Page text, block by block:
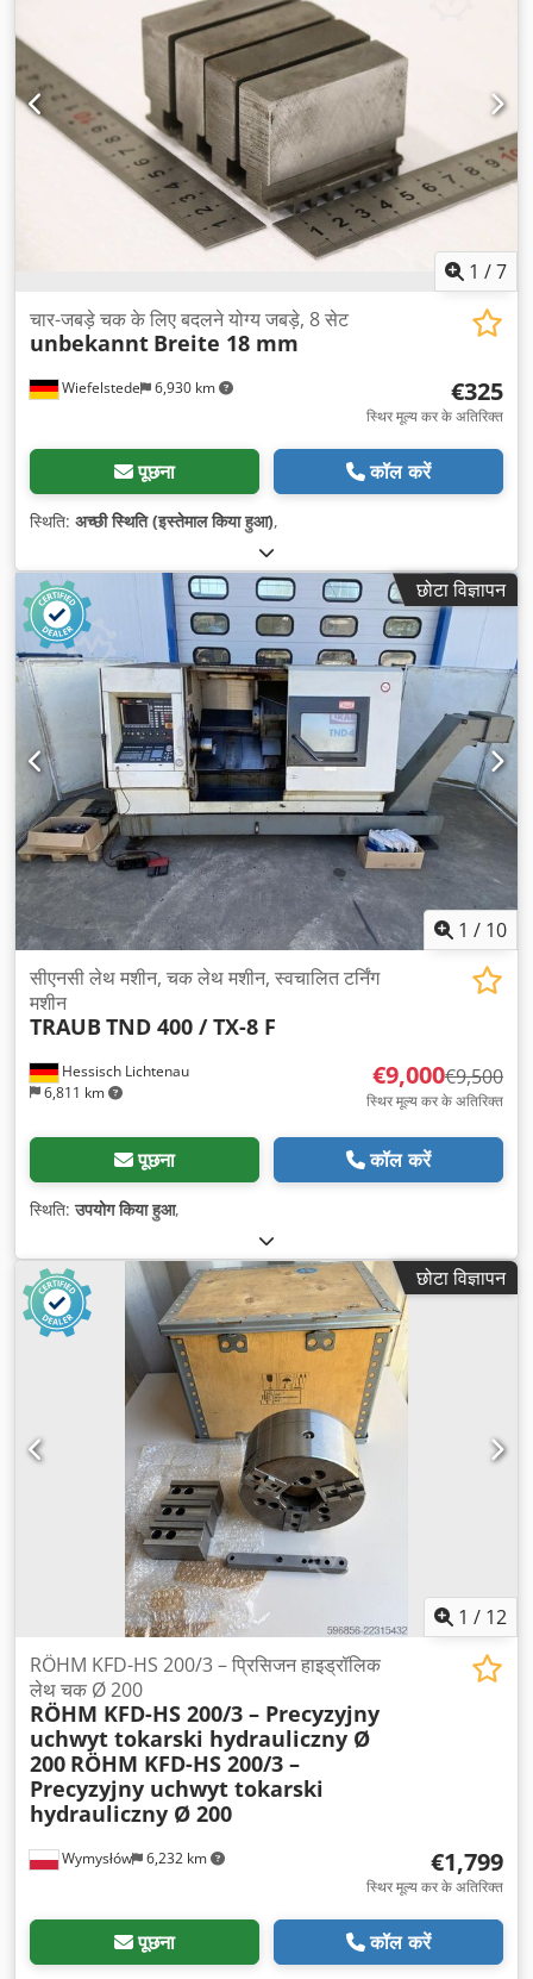
1 /7
Wiefelstede 6,930 km
चार-जबड़े चक के लिए बदलने योग्य जबड़े, 8 सेट
unbekannt Breite 18 mm
€325
स्थिर मूल्य कर के अतिरिक्त
पूछना कॉल करें
स्थिति: अच्छी स्थिति (इस्तेमाल किया हुआ),
छोटा विज्ञापन
1 / 10
Hessisch Lichtenau
6,811 km
सीएनसी लेथ मशीन, चक लेथ मशीन, स्वचालित टर्निंग
मशीन
TRAUB TND 400 / TX-8 F
€9,000€9,500
स्थिर मूल्य कर के अतिरिक्त
पूछना कॉल करें
स्थिति:उपयोग किया हुआ,
छोटा विज्ञापन
1 / 12
Wymysłów 6,232 km
RÖHM KFD-HS 200/3 – प्रिसिजन हाइड्रॉलिक
लेथ चक Ø 200
RÖHM KFD-HS 200/3 – Precyzyjny
uchwyt tokarski hydrauliczny Ø
200 RÖHM KFD-HS 200/3 –
Precyzyjny uchwyt tokarski
hydrauliczny Ø 200
€1,799
स्थिर मूल्य कर के अतिरिक्त
पूछना कॉल करें